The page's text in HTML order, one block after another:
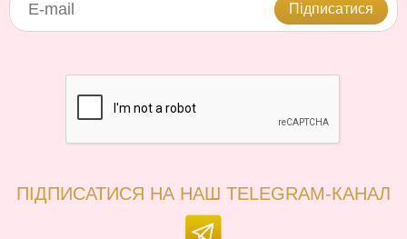
Підписатися
ПІДПИСАТИСЯ НА НАШ TELEGRAM-КАНАЛ